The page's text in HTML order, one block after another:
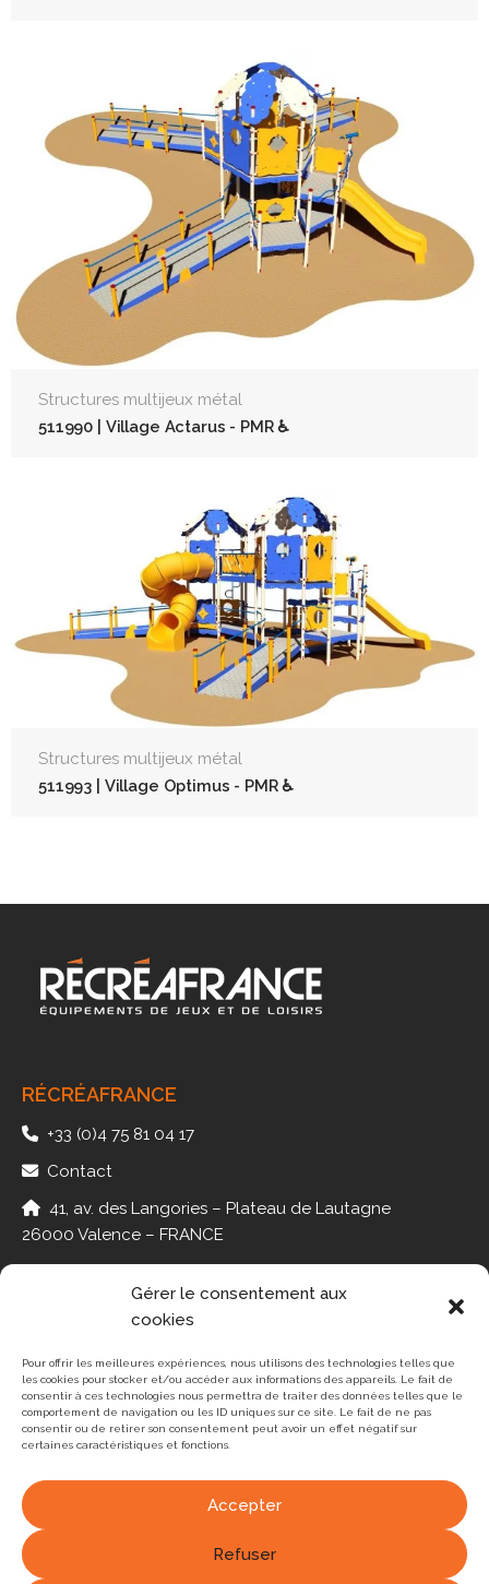
Gérer le consentement aux
cookies
Pour offrir les meilleures expériences, nous utilisons des technologies telles que
les cookies pour stocker et/ou accéder aux informations des appareils. Le fait de
consentir à ces technologies nous permettra de traiter des données telles que le
comportement de navigation ou les ID uniques sur ce site. Le fait de ne pas
consentir ou de retirer son consentement peut avoir un effet négatif sur
certaines caractéristiques et fonctions.
Accepter
Refuser
Structures multijeux métal
511990 | Village Actarus - PMR ♿
Structures multijeux métal
511993 | Village Optimus - PMR ♿
RÉCRÉAFRANCE
+33 (0)4 75 81 04 17
Contact
41, av. des Langories – Plateau de Lautagne
26000 Valence – FRANCE
JEUX
MINI-GOLF
PING-PONG